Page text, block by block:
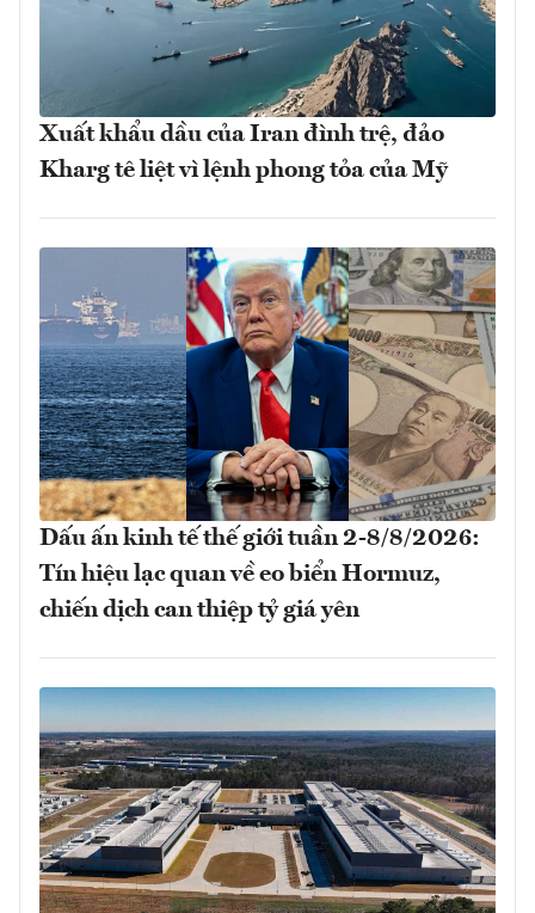
Xuất khẩu dầu của Iran đình trệ, đảo
Kharg tê liệt vì lệnh phong tỏa của Mỹ
Dấu ấn kinh tế thế giới tuần 2-8/8/2026:
Tín hiệu lạc quan về eo biển Hormuz,
chiến dịch can thiệp tỷ giá yên